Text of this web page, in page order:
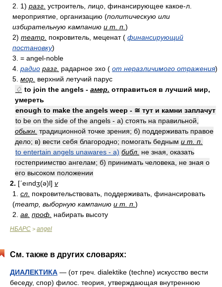
2. 1) разг. устроитель, лицо, финансирующее какое-л.
мероприятие, организацию (политическую или
избирательную кампанию и т. п. )
2) театр. покровитель, меценат ( финансирующий
постановку)
3. = angel-noble
4. радио разг. радарное эхо ( от неразличимого отражения)
5. мор. верхний летучий парус
♢ to join the angels - амер. отправиться в лучший мир,
умереть
enough to make the angels weep - ≅ тут и камни заплачут
to be on the side of the angels - а) стоять на правильной,
обыкн. традиционной точке зрения; б) поддерживать правое
дело; в) вести себя благородно; помогать бедным и т. п.
to entertain angels unawares - а) библ. не зная, оказать
гостеприимство ангелам; б) принимать человека, не зная о
его высоком положении
2. [ʹeındʒ(ə)l] v
1. сл. покровительствовать, поддерживать, финансировать
(театр, выборную кампанию и т. п. )
2. ав. проф. набирать высоту
НБАРС > angel
См. также в других словарях:
ДИАЛЕКТИКА — (от греч. dialektike (techne) искусство вести
беседу, спор) филос. теория, утверждающая внутреннюю